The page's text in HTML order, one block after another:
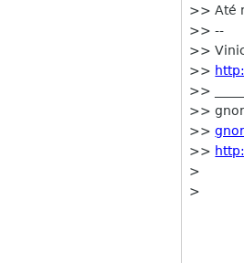
>> Até
>> --
>>
>>
>>
>>
>>
>>
>
>